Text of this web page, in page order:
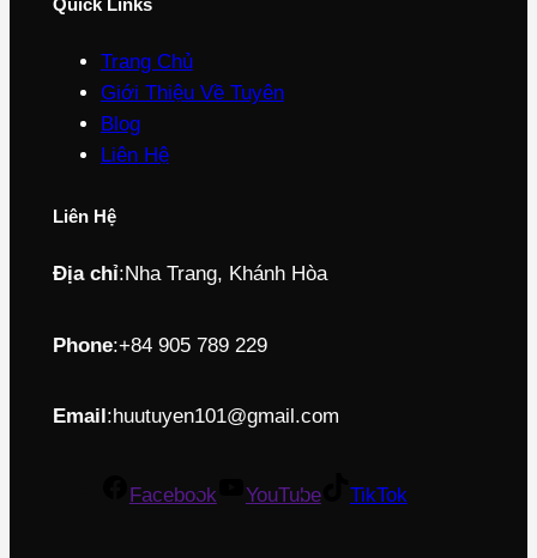
Quick Links
Trang Chủ
Giới Thiệu Về Tuyên
Blog
Liên Hệ
Liên Hệ
Địa chỉ:Nha Trang, Khánh Hòa
Phone:+84 905 789 229
Email :huutuyen101@gmail.com
Facebook YouTube TikTok